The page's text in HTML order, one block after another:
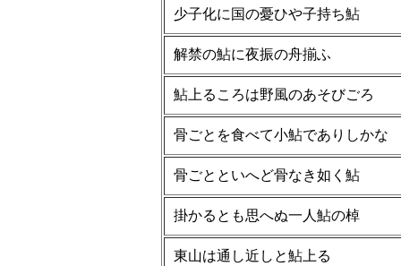
少子化に国の憂ひや子持ち鮎
解禁の鮎に夜振の舟揃ふ
鮎上るころは野風のあそびごろ
骨ごとを食べて小鮎でありしかな
骨ごとといへど骨なき如く鮎
掛かるとも思へぬ一人鮎の棹
東山は通し近しと鮎上る